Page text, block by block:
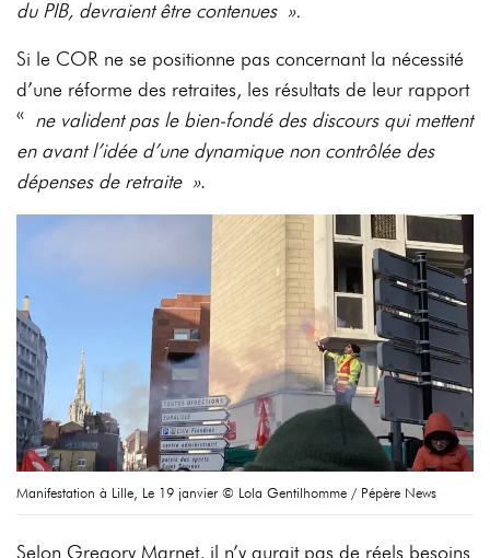
du PIB, devraient être contenues ».
Si le COR ne se positionne pas concernant la nécessité
d’une réforme des retraites, les résultats de leur rapport
« ne valident pas le bien-fondé des discours qui mettent
en avant l’idée d’une dynamique non contrôlée des
dépenses de retraite ».
Manifestation à Lille, Le 19 janvier © Lola Gentilhomme / Pépère News
Selon Gregory Marnet, il n’y aurait pas de réels besoins